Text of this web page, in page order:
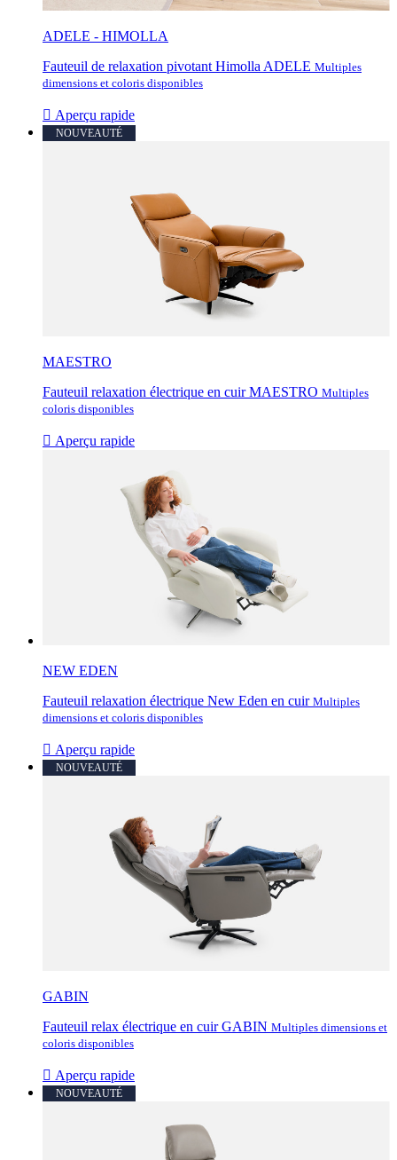
ADELE - HIMOLLA
Fauteuil de relaxation pivotant Himolla ADELE Multiples
dimensions et coloris disponibles
 Aperçu rapide
NOUVEAUTÉ
MAESTRO
Fauteuil relaxation électrique en cuir MAESTRO Multiples
coloris disponibles
 Aperçu rapide
NEW EDEN
Fauteuil relaxation électrique New Eden en cuir Multiples
dimensions et coloris disponibles
 Aperçu rapide
NOUVEAUTÉ
GABIN
Fauteuil relax électrique en cuir GABIN Multiples dimensions et
coloris disponibles
 Aperçu rapide
NOUVEAUTÉ